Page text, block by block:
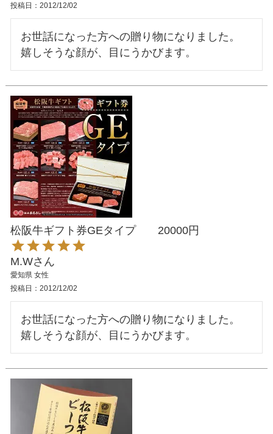
投稿日 2012/12/02
お世話になった方への贈り物になりました。
松阪牛ギフト券GEタイプ 20000円
M.W
愛知県 女性
投稿日
2012/12/02
お世話になった方への贈り物になりました。